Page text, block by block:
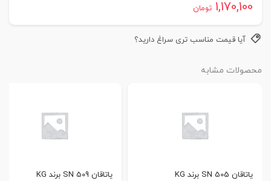
1,170,100 تومان
آیا قیمت مناسب تری سراغ دارید؟
محصولات مشابه
یاتاقان SN 505 برند KG یاتاقان SN 509 برند KG